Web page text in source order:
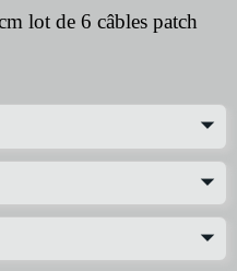
lot de 6 câbles patch